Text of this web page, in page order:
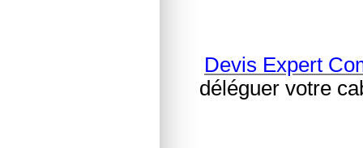
Devis Expert
déléguer votre